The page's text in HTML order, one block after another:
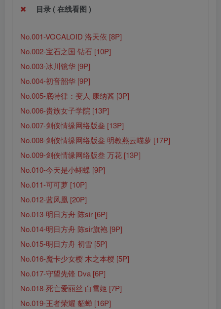
目录 ( 在线看图 )
No.001-VOCALOID 洛天依 [8P]
No.002-宝石之国 钻石 [10P]
No.003-冰川镜华 [9P]
No.004-初音韶华 [9P]
No.005-底特律：变人 康纳酱 [3P]
No.006-贵族女子学院 [13P]
No.007-剑侠情缘网络版叁 [13P]
No.008-剑侠情缘网络版叁 明教燕云喵萝 [17P]
No.009-剑侠情缘网络版叁 万花 [13P]
No.010-今天是小蝴蝶 [9P]
No.011-可可萝 [10P]
No.012-蓝凤凰 [20P]
No.013-明日方舟 陈sir [6P]
No.014-明日方舟 陈sir旗袍 [9P]
No.015-明日方舟 初雪 [5P]
No.016-魔卡少女樱 木之本樱 [5P]
No.017-守望先锋 Dva [6P]
No.018-死亡爱丽丝 白雪姬 [7P]
No.019-王者荣耀 貂蝉 [16P]